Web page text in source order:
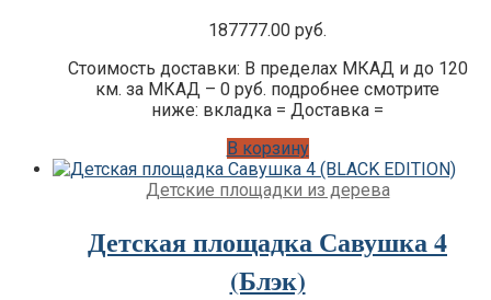
187777.00 руб.
Стоимость доставки: В пределах МКАД и до 120
км. за МКАД – 0 руб. подробнее смотрите
ниже: вкладка = Доставка =
В корзину
Детские площадки из дерева
Детская площадка Савушка 4
(Блэк)